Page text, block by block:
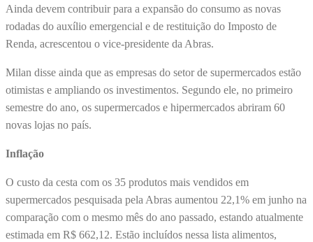
Ainda devem contribuir para a expansão do consumo as novas
rodadas do auxílio emergencial e de restituição do Imposto de
Renda, acrescentou o vice-presidente da Abras.
Milan disse ainda que as empresas do setor de supermercados estão
otimistas e ampliando os investimentos. Segundo ele, no primeiro
semestre do ano, os supermercados e hipermercados abriram 60
novas lojas no país.
Inflação
O custo da cesta com os 35 produtos mais vendidos em
supermercados pesquisada pela Abras aumentou 22,1% em junho na
comparação com o mesmo mês do ano passado, estando atualmente
estimada em R$ 662,12. Estão incluídos nessa lista alimentos,